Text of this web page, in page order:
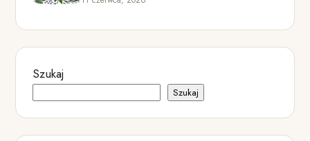
Szukaj
Szukaj